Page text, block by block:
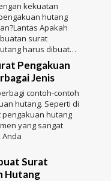
kekuatan
hutang
Apakah
surat
harus dibuat
Pengakuan
Jenis
contoh-contoh
hutang. Seperti di
hutang
yang sangat
Surat
Hutang